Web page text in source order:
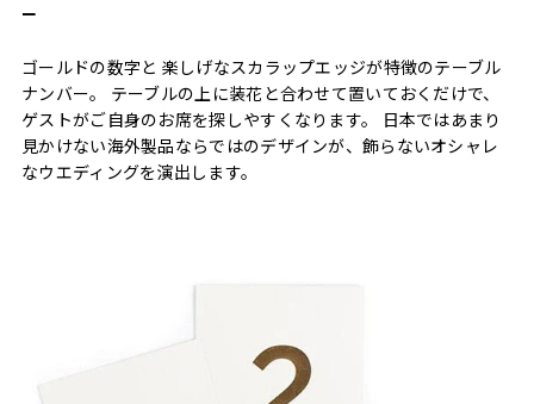
ー
ゴールドの数字と 楽しげなスカラップエッジが特徴のテーブル
ナンバー。 テーブルの上に装花と合わせて置いておくだけで、
ゲストがご自身のお席を探しやすくなります。 日本ではあまり
見かけない海外製品ならではのデザインが、飾らないオシャレ
なウエディングを演出します。